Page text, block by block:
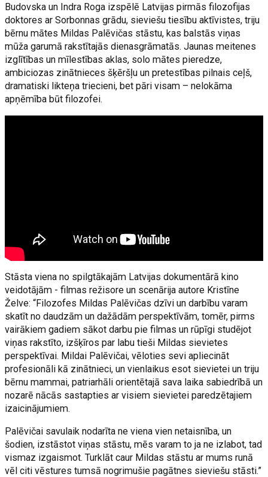
Budovska un Indra Roga izspēlē Latvijas pirmās filozofijas
doktores ar Sorbonnas grādu, sieviešu tiesību aktīvistes, triju
bērnu mātes Mildas Palēvičas stāstu, kas balstās viņas
mūža garumā rakstītajās dienasgrāmatās. Jaunas meitenes
izglītības un mīlestības aklas, solo mātes pieredze,
ambiciozas zinātnieces šķēršļu un pretestības pilnais ceļš,
dramatiski likteņa triecieni, bet pāri visam – nelokāma
apņēmība būt filozofei.
Stāsta viena no spilgtākajām Latvijas dokumentārā kino
veidotājām - filmas režisore un scenārija autore Kristīne
Želve: “Filozofes Mildas Palēvičas dzīvi un darbību varam
skatīt no daudzām un dažādām perspektīvām, tomēr, pirms
vairākiem gadiem sākot darbu pie filmas un rūpīgi studējot
viņas rakstīto, izšķīros par labu tieši Mildas sievietes
perspektīvai. Mildai Palēvičai, vēloties sevi apliecināt
profesionāli kā zinātnieci, un vienlaikus esot sievietei un triju
bērnu mammai, patriarhāli orientētajā sava laika sabiedrībā un
nozarē nācās sastapties ar visiem sievietei paredzētajiem
izaicinājumiem.
Palēvičai savulaik nodarīta ne viena vien netaisnība, un
šodien, izstāstot viņas stāstu, mēs varam to ja ne izlabot, tad
vismaz izgaismot. Turklāt caur Mildas stāstu ar mums runā
vēl citi vēstures tumsā nogrimušie pagātnes sieviešu stāsti.”